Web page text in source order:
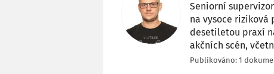
Seniorní
na vysoce
desetiletou praxí
akčních scén,
Publikováno: 1